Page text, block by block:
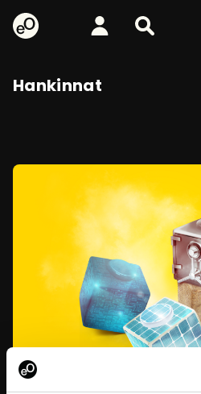
eOppiva - Etusivulle
Kirjaudu Etsi sivustolta
Hankinnat